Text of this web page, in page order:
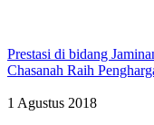
Prestasi di bidang
Chasanah Raih
1 Agustus 2018